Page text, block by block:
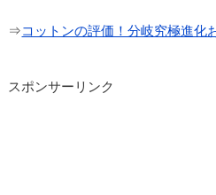
⇒コットンの評価！分岐究極進化
スポンサーリンク